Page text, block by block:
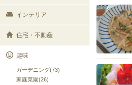
インテリア
住宅・不動産
趣味
ガーデニング(73)
家庭菜園(26)